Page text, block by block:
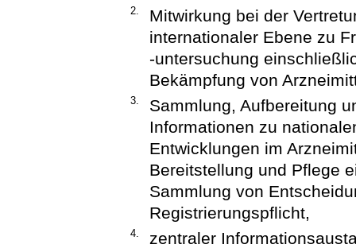
2.
Mitwirkung bei der
internationaler Ebene zu
-untersuchung
Bekämpfung von
3.
Sammlung, Aufbereitung
Informationen zu
Entwicklungen im
Bereitstellung und Pflege
Sammlung von
Registrierungspflicht,
4.
zentraler